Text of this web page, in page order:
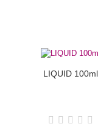
LIQUID 100ml